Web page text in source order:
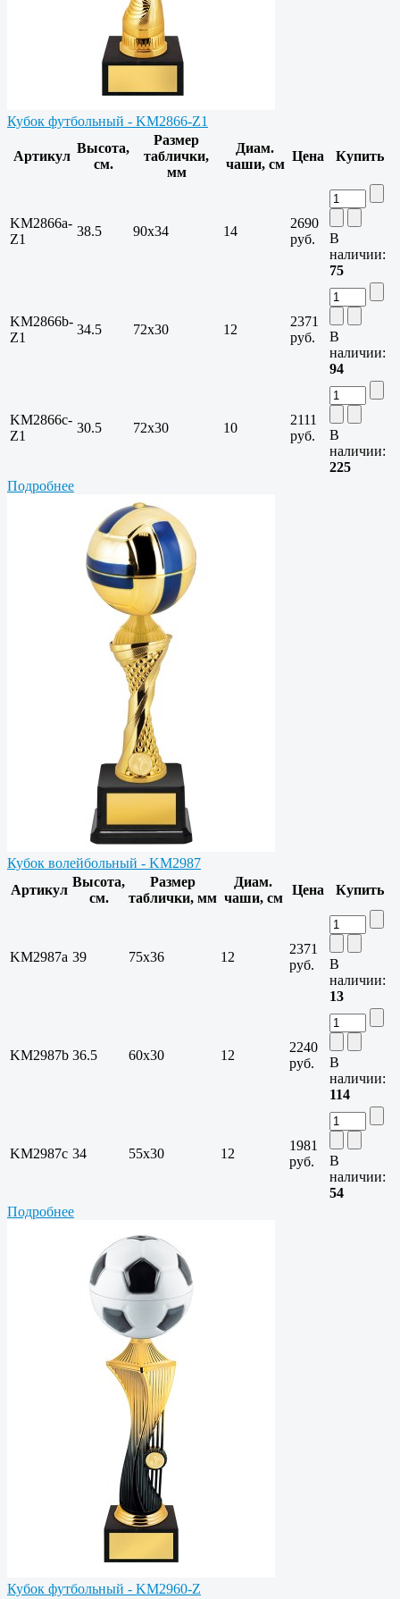
Кубок футбольный - KM2866-Z1
Артикул
Высота,
см.
Размер
таблички,
мм
Диам.
чаши, см
Цена Купить
KM2866a-
Z1
38.5 90х34 14
2690
руб.
В
наличии:
75
KM2866b-
Z1
34.5 72х30 12
2371
руб.
В
наличии:
94
KM2866c-
Z1
30.5 72х30 10
2111
руб.
В
наличии:
225
Подробнее
Кубок волейбольный - KM2987
Артикул
Высота,
см.
Размер
таблички, мм
Диам.
чаши, см
Цена Купить
KM2987a 39 75х36 12
2371
руб.
В
наличии:
13
KM2987b 36.5 60х30 12
2240
руб.
В
наличии:
114
KM2987c 34 55х30 12
1981
руб.
В
наличии:
54
Подробнее
Кубок футбольный - KM2960-Z